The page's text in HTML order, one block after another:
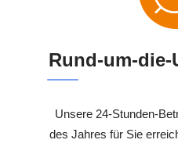
Rund-um-
Unsere 24-Stunden-
des Jahres für Sie